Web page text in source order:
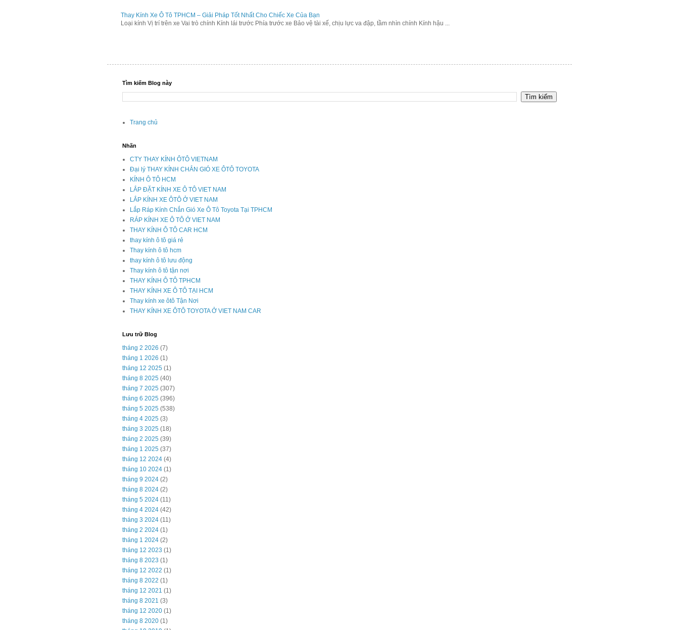
Thay Kính Xe Ô Tô TPHCM – Giải Pháp Tốt Nhất Cho Chiếc Xe Của Bạn
Loại kính Vị trí trên xe Vai trò chính Kính lái trước Phía trước xe Bảo vệ tài xế, chịu lực va đập, tầm nhìn chính Kính hậu ...
Tìm kiếm Blog này
Trang chủ
Nhãn
CTY THAY KÍNH ÔTÔ VIETNAM
Đại lý THAY KÍNH CHẮN GIÓ XE ÔTÔ TOYOTA
KÍNH Ô TÔ HCM
LẮP ĐẶT KÍNH XE Ô TÔ VIET NAM
LẮP KÍNH XE ÔTÔ Ở VIET NAM
Lắp Ráp Kính Chắn Gió Xe Ô Tô Toyota Tại TPHCM
RÁP KÍNH XE Ô TÔ Ở VIET NAM
THAY KÍNH Ô TÔ CAR HCM
thay kính ô tô giá rẻ
Thay kính ô tô hcm
thay kính ô tô lưu động
Thay kính ô tô tận nơi
THAY KÍNH Ô TÔ TPHCM
THAY KÍNH XE Ô TÔ TẠI HCM
Thay kính xe ôtô Tận Nơi
THAY KÍNH XE ÔTÔ TOYOTA Ở VIET NAM CAR
Lưu trữ Blog
tháng 2 2026 (7)
tháng 1 2026 (1)
tháng 12 2025 (1)
tháng 8 2025 (40)
tháng 7 2025 (307)
tháng 6 2025 (396)
tháng 5 2025 (538)
tháng 4 2025 (3)
tháng 3 2025 (18)
tháng 2 2025 (39)
tháng 1 2025 (37)
tháng 12 2024 (4)
tháng 10 2024 (1)
tháng 9 2024 (2)
tháng 8 2024 (2)
tháng 5 2024 (11)
tháng 4 2024 (42)
tháng 3 2024 (11)
tháng 2 2024 (1)
tháng 1 2024 (2)
tháng 12 2023 (1)
tháng 8 2023 (1)
tháng 12 2022 (1)
tháng 8 2022 (1)
tháng 12 2021 (1)
tháng 8 2021 (3)
tháng 12 2020 (1)
tháng 8 2020 (1)